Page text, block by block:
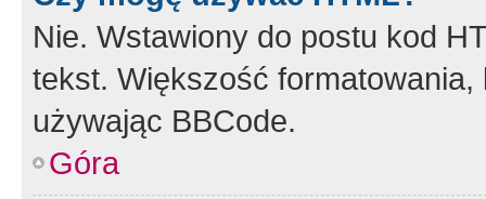
Nie. Wstawiony do postu kod
tekst. Większość
używając BBCode.
Góra